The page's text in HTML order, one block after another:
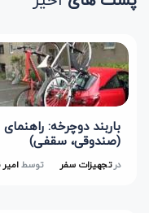
باربند دوچرخه:
(صندوقی، سقفی)
درتجهیزات سفر توسط